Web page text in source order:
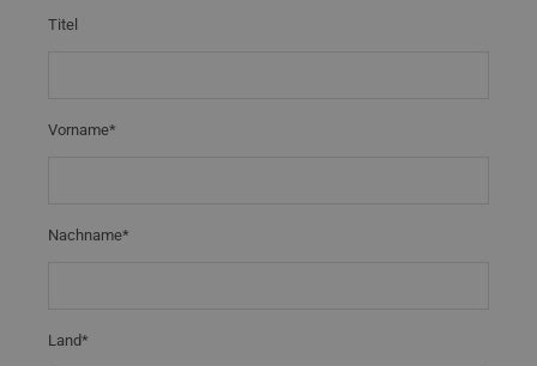
Titel
Vorname*
Nachname*
Land*